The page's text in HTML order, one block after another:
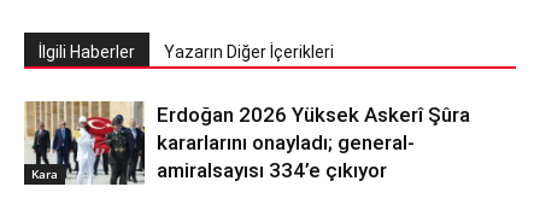
İlgili Haberler Yazarın Diğer İçerikleri
Kara
Erdoğan 2026 Yüksek Askerî Şûra
kararlarını onayladı; general-
amiralsayısı 334’e çıkıyor